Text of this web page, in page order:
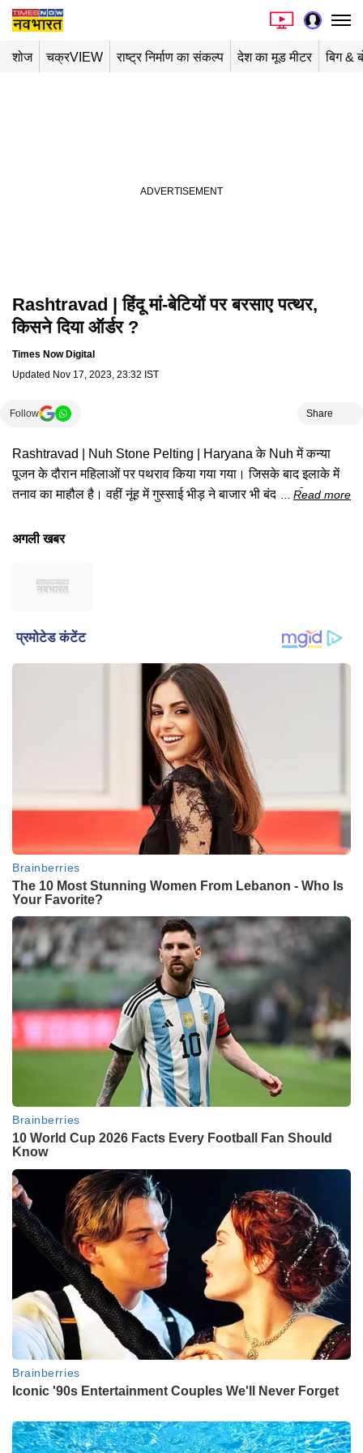
शोज चक्रVIEW राष्ट्र निर्माण का संकल्प देश का मूड मीटर बिग &
Playing in picture-in-picture
Rashtravad | हिंदू मां-बेटियों पर बरसाए पत्थर,
किसने दिया ऑर्डर ?
Times Now Digital
Updated Nov 17, 2023, 23:32 IST
Follow Share
Rashtravad | Nuh Stone Pelting | Haryana के Nuh में कन्या
पूजन के दौरान महिलाओं पर पथराव किया गया गया। जिसके बाद इलाके में
तनाव का माहौल है। वहीं नूंह में गुस्साई भीड़ ने बाजार भी बंद कर दिया। तो
Read more
अगली खबर